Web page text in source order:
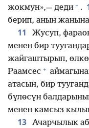
жокмун»,— деди + .
берип, анын
11
Жусуп,
менен бир
жайгаштырып,
Раамсес +
атасын, бир
бүлөсүн
менен камсыз
13 Ачарчылык